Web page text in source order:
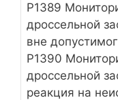
Р1389
дроссельной
вне
Р1390
дроссельной
реакция на